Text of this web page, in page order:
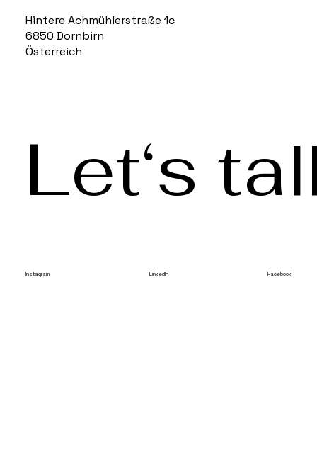
LinkedIn
Instagram Facebook
Let‘s
Hintere Achmühlerstraße 1c
6850 Dornbirn
Österreich